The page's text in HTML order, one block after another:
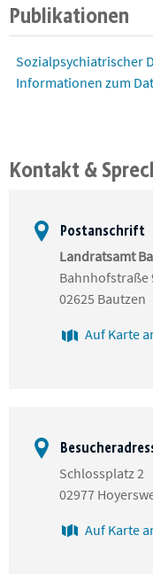
Publikationen
Sozialpsychiatrischer
Informationen zum
Kontakt &
Postanschrift
Landratsamt
Bahnhofstraße
02625 Bautzen
Auf Karte
Schlossplatz 2
02977
Auf Karte